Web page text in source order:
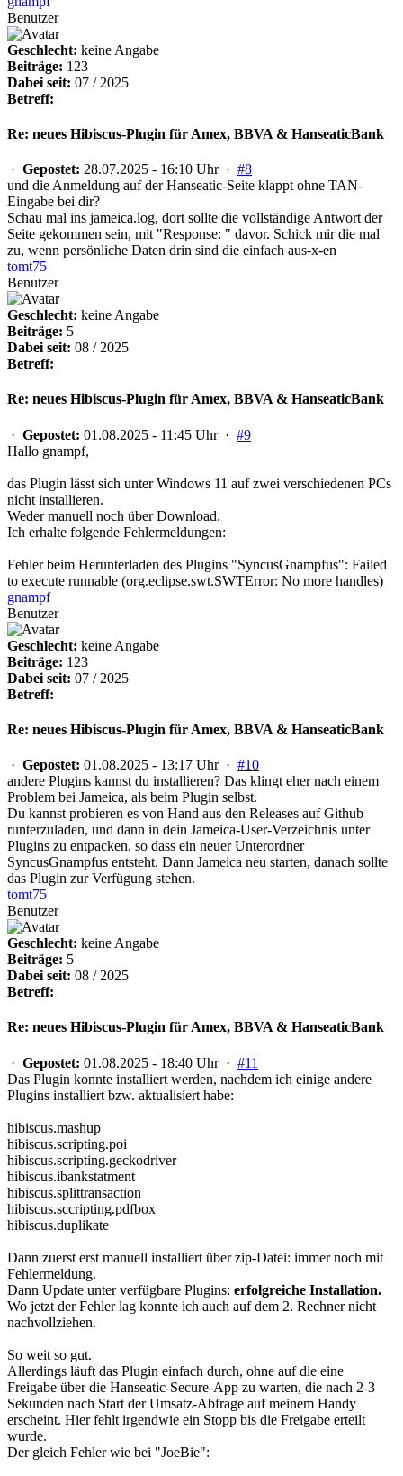
Benutzer
Geschlecht: keine Angabe
Beiträge: 123
Dabei seit: 07 / 2025
Betreff:
Re: neues Hibiscus-Plugin für Amex, BBVA & HanseaticBank
· Gepostet: 28.07.2025 - 16:10 Uhr · #8
und die Anmeldung auf der Hanseatic-Seite klappt ohne TAN-
Eingabe bei dir?
Schau mal ins jameica.log, dort sollte die vollständige Antwort der
Seite gekommen sein, mit "Response: " davor. Schick mir die mal
zu, wenn persönliche Daten drin sind die einfach aus-x-en
tomt75
Benutzer
Geschlecht: keine Angabe
Beiträge: 5
Dabei seit: 08 / 2025
Betreff:
Re: neues Hibiscus-Plugin für Amex, BBVA & HanseaticBank
· Gepostet: 01.08.2025 - 11:45 Uhr · #9
Hallo gnampf,
das Plugin lässt sich unter Windows 11 auf zwei verschiedenen PCs
nicht installieren.
Weder manuell noch über Download.
Ich erhalte folgende Fehlermeldungen:
Fehler beim Herunterladen des Plugins "SyncusGnampfus": Failed
to execute runnable (org.eclipse.swt.SWTError: No more handles)
gnampf
Benutzer
Geschlecht: keine Angabe
Beiträge: 123
Dabei seit: 07 / 2025
Betreff:
Re: neues Hibiscus-Plugin für Amex, BBVA & HanseaticBank
· Gepostet: 01.08.2025 - 13:17 Uhr · #10
andere Plugins kannst du installieren? Das klingt eher nach einem
Problem bei Jameica, als beim Plugin selbst.
Du kannst probieren es von Hand aus den Releases auf Github
runterzuladen, und dann in dein Jameica-User-Verzeichnis unter
Plugins zu entpacken, so dass ein neuer Unterordner
SyncusGnampfus entsteht. Dann Jameica neu starten, danach sollte
das Plugin zur Verfügung stehen.
tomt75
Benutzer
Geschlecht: keine Angabe
Beiträge: 5
Dabei seit: 08 / 2025
Betreff:
Re: neues Hibiscus-Plugin für Amex, BBVA & HanseaticBank
· Gepostet: 01.08.2025 - 18:40 Uhr · #11
Das Plugin konnte installiert werden, nachdem ich einige andere
Plugins installiert bzw. aktualisiert habe:
hibiscus.mashup
hibiscus.scripting.poi
hibiscus.scripting.geckodriver
hibiscus.ibankstatment
hibiscus.splittransaction
hibiscus.sccripting.pdfbox
hibiscus.duplikate
Dann zuerst erst manuell installiert über zip-Datei: immer noch mit
Fehlermeldung.
Dann Update unter verfügbare Plugins: erfolgreiche Installation.
Wo jetzt der Fehler lag konnte ich auch auf dem 2. Rechner nicht
nachvollziehen.
So weit so gut.
Allerdings läuft das Plugin einfach durch, ohne auf die eine
Freigabe über die Hanseatic-Secure-App zu warten, die nach 2-3
Sekunden nach Start der Umsatz-Abfrage auf meinem Handy
erscheint. Hier fehlt irgendwie ein Stopp bis die Freigabe erteilt
wurde.
Der gleich Fehler wie bei "JoeBie":